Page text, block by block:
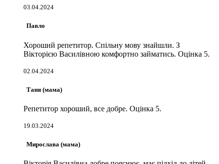
03.04.2024
Павло
Хороший репетитор. Спільну мову знайшли. З
Вікторією Василівною комфортно займатись. Оцінка 5.
02.04.2024
Таня (мама)
Репетитор хороший, все добре. Оцінка 5.
19.03.2024
Мирослава (мама)